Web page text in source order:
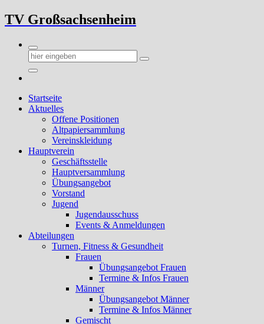
Zum
Inhalt
TV Großsachsenheim
Startseite
Aktuelles
Offene Positionen
Altpapiersammlung
Vereinskleidung
Hauptverein
Geschäftsstelle
Hauptversammlung
Übungsangebot
Vorstand
Jugend
Jugendausschuss
Events & Anmeldungen
Abteilungen
Turnen, Fitness & Gesundheit
Frauen
Übungsangebot Frauen
Termine & Infos Frauen
Männer
Übungsangebot Männer
Termine & Infos Männer
Gemischt